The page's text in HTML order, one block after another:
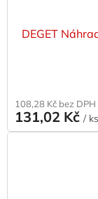
DEGET
108,28 Kč bez DPH
131,02 Kč / ks